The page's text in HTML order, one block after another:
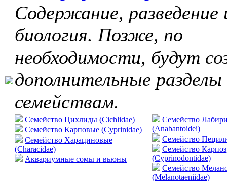
Содержание, разведение
биология. Позже, по
необходимости, будут
дополнительные разделы
семействам.
Семейство Цихлиды (Cichlidae)
Семейство Карповые (Cyprinidae)
Семейство Харациновые
(Characidae)
Аквариумные сомы и вьюны
Семейство
(Anabantoidei)
Cемейство
Семейство
(Cyprinodontidae)
Семейство
(Melanotaeniidae)